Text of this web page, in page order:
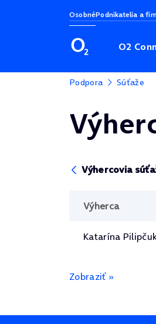
OsobnéPodnikatelia a
O2
Podpora Súťaže
Výhercovia
Výherca
Katarína
Zobraziť »